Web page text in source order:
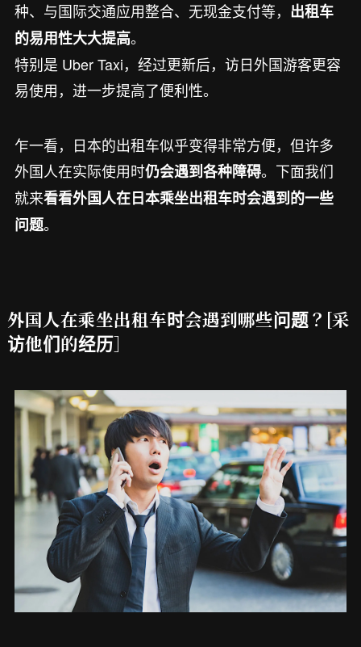
种、与国际交通应用整合、无现金支付等， 出租车
的易用性大大提高。
特别是 Uber Taxi，经过更新后，访日外国游客更容
易使用，进一步提高了便利性。
乍一看，日本的出租车似乎变得非常方便，但许多
外国人在实际使用时仍会遇到各种障碍。下面我们
就来看看外国人在日本乘坐出租车时会遇到的一些
问题。
外国人在乘坐出租车时会遇到哪些问题？[采
访他们的经历］